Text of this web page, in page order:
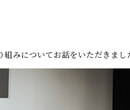
みについてお話をいただきまし